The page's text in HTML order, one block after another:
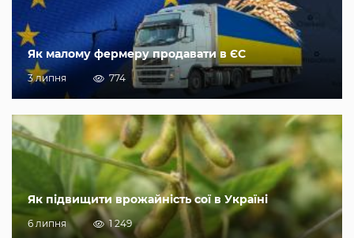
Як малому фермеру продавати в ЄС
3 липня 774
Як підвищити врожайність сої в Україні
6 липня 1 249